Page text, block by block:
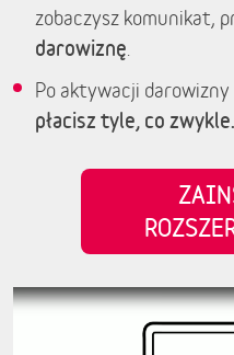
zobaczysz komunikat,
darowiznę
Po aktywacji darowizny
płacisz tyle, co zwykle.